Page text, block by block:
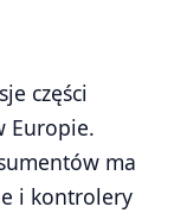
części
Europie.
ma
i kontrolery